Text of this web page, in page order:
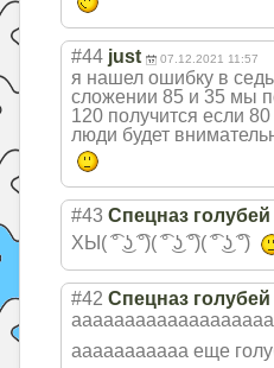
#44 just 07.12.2021 11:57
я нашел ошибку в
сложении 85 и 35 мы
120 получится если
люди будет
#43 Спецназ голубей
ХЫ( ͡° ͜ʖ ͡°)( ͡° ͜ʖ ͡°)( ͡° ͜ʖ ͡°)
#42 Спецназ голубей
ааааааааааааааа
ааааааааааа еще